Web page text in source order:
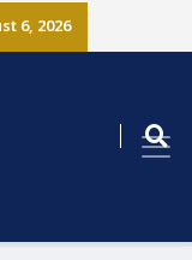
6, 2026